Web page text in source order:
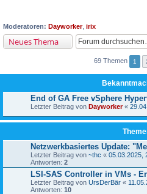
Moderatoren: Dayworker, irix
Neues Thema
69 Themen 1
End of GA Free vSphere
Letzter Beitrag von Dayworker«
Netzwerkbasiertes Update:
Letzter Beitrag von ~thc « 05.03.2025,
Antworten: 2
LSI-SAS Controller in VMs -
Letzter Beitrag von UrsDerBär «
Antworten: 10